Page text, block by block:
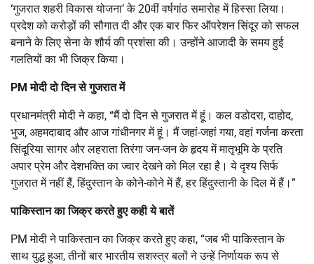
‘गुजरात शहरी विकास योजना’ के 20वीं वर्षगांठ समारोह में हिस्सा लिया।
प्रदेश को करोड़ों की सौगात दी और एक बार फिर ऑपरेशन सिंदूर को सफल
बनाने के लिए सेना के शौर्य की प्रशंसा की। उन्होंने आजादी के समय हुई
गलतियों का भी जिक्र किया।
PM मोदी दो दिन से गुजरात में
प्रधानमंत्री मोदी ने कहा, “मैं दो दिन से गुजरात में हूं। कल वडोदरा, दाहोद,
भुज, अहमदाबाद और आज गांधीनगर में हूं। मैं जहां-जहां गया, वहां गर्जना करता
सिंदूरिया सागर और लहराता तिरंगा जन-जन के हृदय में मातृभूमि के प्रति
अपार प्रेम और देशभक्ति का ज्वार देखने को मिल रहा है। ये दृश्य सिर्फ
गुजरात में नहीं हैं, हिंदुस्तान के कोने-कोने में हैं, हर हिंदुस्तानी के दिल में हैं।”
पाकिस्तान का जिक्र करते हुए कही ये बातें
PM मोदी ने पाकिस्तान का जिक्र करते हुए कहा, “जब भी पाकिस्तान के
साथ युद्ध हुआ, तीनों बार भारतीय सशस्त्र बलों ने उन्हें निर्णायक रूप से